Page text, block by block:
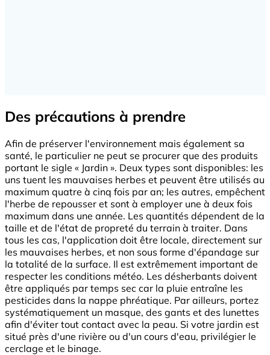
Des précautions à prendre
Afin de préserver l'environnement mais également sa
santé, le particulier ne peut se procurer que des produits
portant le sigle « Jardin ». Deux types sont disponibles: les
uns tuent les mauvaises herbes et peuvent être utilisés au
maximum quatre à cinq fois par an; les autres, empêchent
l'herbe de repousser et sont à employer une à deux fois
maximum dans une année. Les quantités dépendent de la
taille et de l'état de propreté du terrain à traiter. Dans
tous les cas, l'application doit être locale, directement sur
les mauvaises herbes, et non sous forme d'épandage sur
la totalité de la surface. Il est extrêmement important de
respecter les conditions météo. Les désherbants doivent
être appliqués par temps sec car la pluie entraîne les
pesticides dans la nappe phréatique. Par ailleurs, portez
systématiquement un masque, des gants et des lunettes
afin d'éviter tout contact avec la peau. Si votre jardin est
situé près d'une rivière ou d'un cours d'eau, privilégier le
cerclage et le binage.